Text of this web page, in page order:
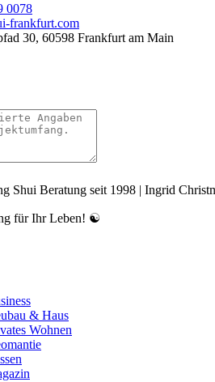
0078
frankfurt.com
30, 60598 Frankfurt am Main
für Ihr Leben! ☯️
& Haus
Wohnen